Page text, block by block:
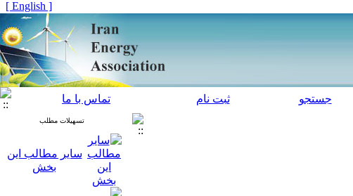
[ English ]
جستجو ثبت نام تماس با ما
تسهیلات مطلب
سایر مطالب این
بخش